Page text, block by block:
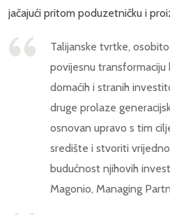
jačajući pritom poduzetničku i
Talijanske tvrtke,
povijesnu transformaciju
domaćih i stranih
druge prolaze
osnovan upravo s tim
središte i stvoriti
budućnost njihovih
Magonio, Managing